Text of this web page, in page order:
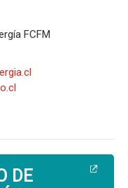
FCFM
DE